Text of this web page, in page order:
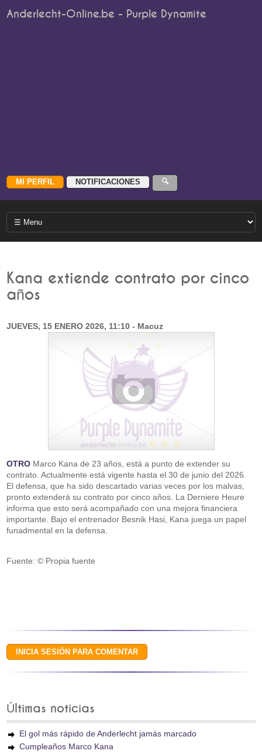
Anderlecht-Online.be - Purple Dynamite
Kana extiende contrato por cinco
años
JUEVES, 15 ENERO 2026, 11:10 - Macuz
OTRO Marco Kana de 23 años, está a punto de extender su
contrato. Actualmente está vigente hasta el 30 de junio del 2026.
El defensa, que ha sido descartado varias veces por los malvas,
pronto extenderá su contrato por cinco años. La Derniere Heure
informa que esto será acompañado con una mejora financiera
importante. Bajo el entrenador Besnik Hasi, Kana juega un papel
funadmental en la defensa.
Fuente: © Propia fuente
Últimas noticias
El gol más rápido de Anderlecht jamás marcado
Cumpleaños Marco Kana